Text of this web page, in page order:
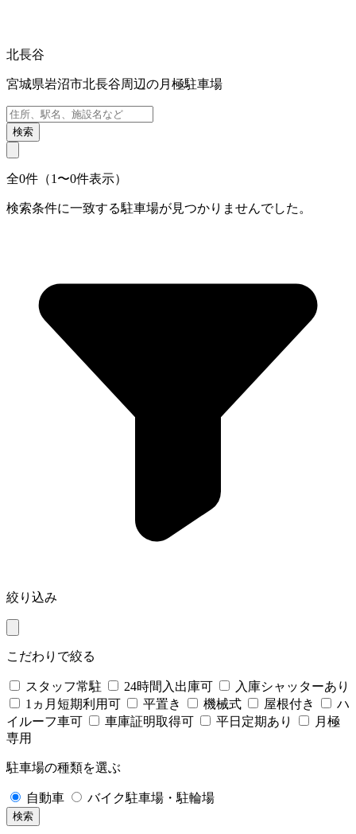
北長谷
宮城県岩沼市北長谷周辺の月極駐車場
検索
全0件（1〜0件表示）
検索条件に一致する駐車場が見つかりませんでした。
絞り込み
こだわりで絞る
スタッフ常駐 24時間入出庫可
入庫シャッターあり
1ヵ月短期利用可
平置き 機械式 屋根付き
ハ
イルーフ車可
車庫証明取得可 平日定期あり
月極
専用
駐車場の種類を選ぶ
自動車 バイク駐車場・駐輪場
検索